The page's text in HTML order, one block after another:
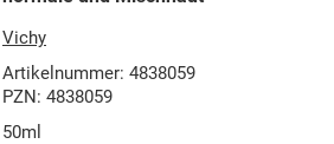
Vichy
Artikelnummer: 4838059
PZN: 4838059
50ml